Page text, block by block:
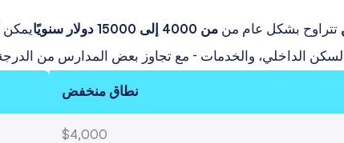
تتراوح بشكل عام من من 4000 إلى 15000 دولار سنويًا
يمكن
الداخلي، والخدمات - مع تجاوز بعض المدارس من الدرجة
نطاق منخفض
$4,000